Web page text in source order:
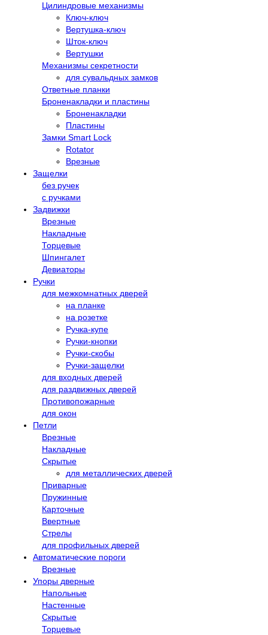
Цилиндровые механизмы
Ключ-ключ
Вертушка-ключ
Шток-ключ
Вертушки
Механизмы секретности
для сувальдных замков
Ответные планки
Броненакладки и пластины
Броненакладки
Пластины
Замки Smart Lock
Rotator
Врезные
Защелки
без ручек
с ручками
Задвижки
Врезные
Накладные
Торцевые
Шпингалет
Девиаторы
Ручки
для межкомнатных дверей
на планке
на розетке
Ручка-купе
Ручки-кнопки
Ручки-скобы
Ручки-защелки
для входных дверей
для раздвижных дверей
Противопожарные
для окон
Петли
Врезные
Накладные
Скрытые
для металлических дверей
Приварные
Пружинные
Карточные
Ввертные
Стрелы
для профильных дверей
Автоматические пороги
Врезные
Упоры дверные
Напольные
Настенные
Скрытые
Торцевые